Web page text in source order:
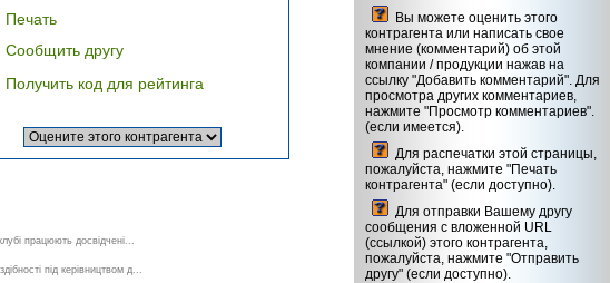
Печать
Сообщить другу
Получить код для рейтинга
працюють досвідчені...
під керівництвом д...
Вы можете оценить этого
контрагента или написать свое
мнение (комментарий) об этой
компании / продукции нажав на
ссылку "Добавить комментарий". Для
просмотра других комментариев,
нажмите "Просмотр комментариев".
(если имеется).
Для распечатки этой страницы,
пожалуйста, нажмите "Печать
контрагента" (если доступно).
Для отправки Вашему другу
сообщения с вложенной URL
(ссылкой) этого контрагента,
пожалуйста, нажмите "Отправить
другу" (если доступно).